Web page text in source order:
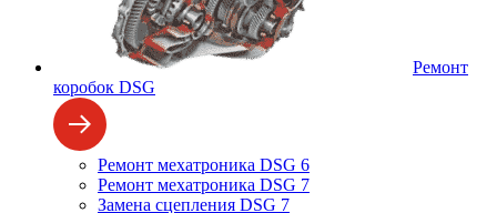
Ремонт
коробок DSG
Ремонт мехатроника DSG 6
Ремонт мехатроника DSG 7
Замена сцепления DSG 7